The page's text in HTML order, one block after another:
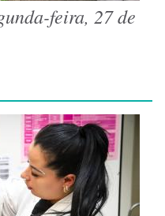
feira, 27 de